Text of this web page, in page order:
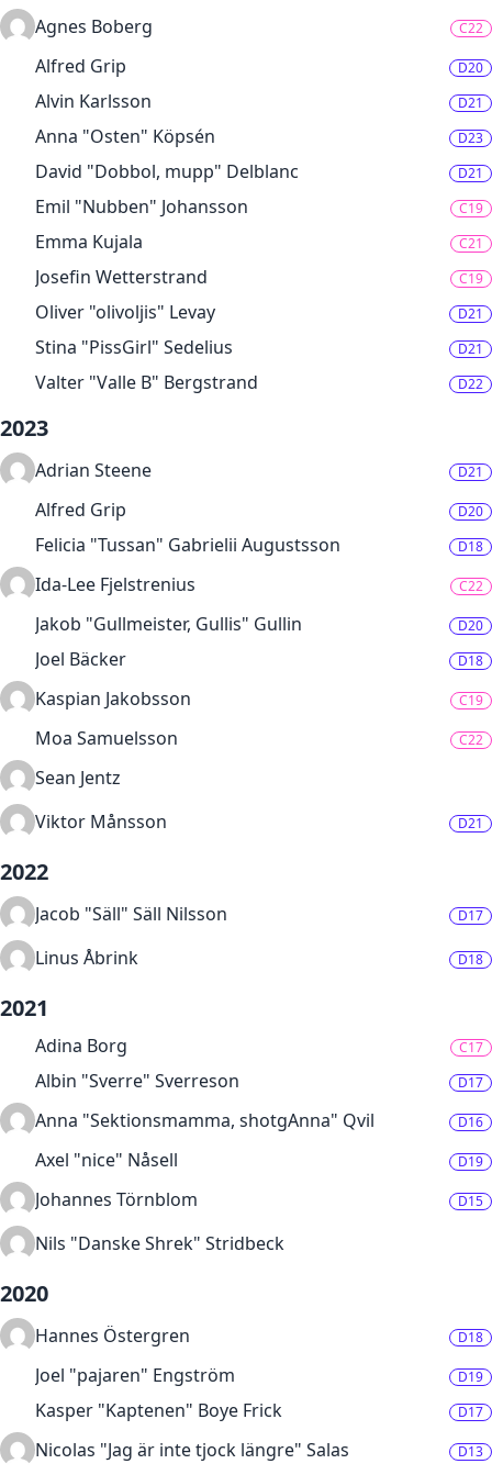
Agnes Boberg C22
Alfred Grip D20
Alvin Karlsson D21
Anna "Osten" Köpsén D23
David "Dobbol, mupp" Delblanc D21
Emil "Nubben" Johansson C19
Emma Kujala C21
Josefin Wetterstrand C19
Oliver "olivoljis" Levay D21
Stina "PissGirl" Sedelius D21
Valter "Valle B" Bergstrand D22
2023
Adrian Steene D21
Alfred Grip D20
Felicia "Tussan" Gabrielii Augustsson D18
Ida-Lee Fjelstrenius C22
Jakob "Gullmeister, Gullis" Gullin D20
Joel Bäcker D18
Kaspian Jakobsson C19
Moa Samuelsson C22
Sean Jentz
Viktor Månsson
D21
2022
Jacob "Säll" Säll Nilsson D17
Linus Åbrink D18
2021
Adina Borg C17
Albin "Sverre" Sverreson D17
Anna "Sektionsmamma, shotgAnna" Qvil D16
Axel "nice" Nåsell D19
Johannes Törnblom D15
Nils "Danske Shrek" Stridbeck
2020
Hannes Östergren D18
Joel "pajaren" Engström D19
Kasper "Kaptenen" Boye Frick D17
Nicolas "Jag är inte tjock längre" Salas D13